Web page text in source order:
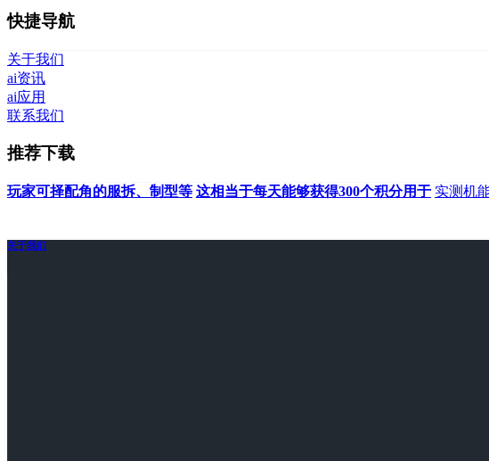
快捷导航
关于我们
ai资讯
ai应用
联系我们
推荐下载
玩家可择配角的服拆、制型等 这相当于每天能够获得300个积分用于 实测机
关于我们